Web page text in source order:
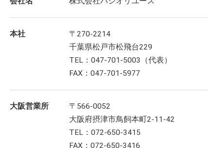
本社
〒270-2214
千葉県松戸市松飛台229
TEL：047-701-5003（代表）
FAX：047-701-5977
大阪営業所
〒566-0052
大阪府摂津市鳥飼本町2-11-42
TEL：072-650-3415
FAX：072-650-3416